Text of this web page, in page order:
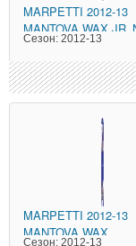
MARPETTI 2012-13
MANTOVA WAX
Сезон: 2012-13
MARPETTI 2012-13
MANTOVA WAX
Сезон: 2012-13